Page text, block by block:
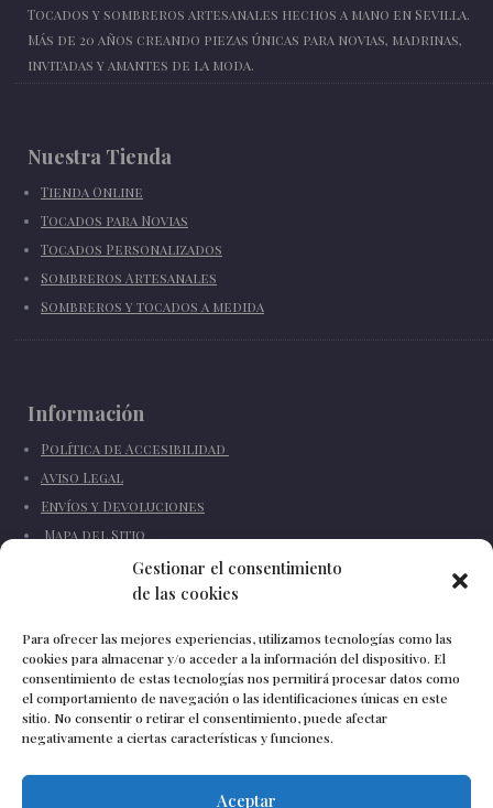
Gestionar el consentimiento
de las cookies
Para ofrecer las mejores experiencias, utilizamos tecnologías como las
cookies para almacenar y/o acceder a la información del dispositivo. El
consentimiento de estas tecnologías nos permitirá procesar datos como
el comportamiento de navegación o las identificaciones únicas en este
sitio. No consentir o retirar el consentimiento, puede afectar
negativamente a ciertas características y funciones.
Aceptar
Tocados y sombreros artesanales hechos a mano en Sevilla.
Más de 20 años creando piezas únicas para novias, madrinas,
invitadas y amantes de la moda.
Nuestra Tienda
Tienda Online
Tocados para Novias
Tocados Personalizados
Sombreros Artesanales
Sombreros y tocados a medida
Información
Política de Accesibilidad
Aviso Legal
Envíos y Devoluciones
Mapa del Sitio
Quienes somos
Contáctanos
Calle Monsalvez 35, Sevilla,
España
✉